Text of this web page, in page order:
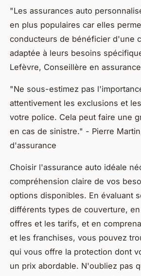
"Les assurances auto
en plus populaires car elles
conducteurs de bénéficier d'une
adaptée à leurs besoins
Lefèvre, Conseillère en assurance
"Ne sous-estimez pas
attentivement les exclusions et
votre police. Cela peut faire une
en cas de sinistre." - Pierre
d'assurance
Choisir l'assurance auto idéale
compréhension claire de vos
options disponibles. En évaluant
différents types de couverture,
offres et les tarifs, et en
et les franchises, vous pouvez
qui vous offre la protection dont
un prix abordable. N'oubliez pas